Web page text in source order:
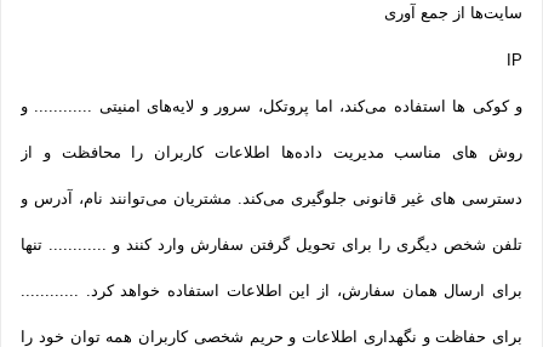
سایت‌ها از جمع آوری
IP
و کوکی ‌ها استفاده می‌کند، اما پروتکل، سرور و لایه‌های امنیتی ............ و
روش‌ های مناسب مدیریت داده‌ها اطلاعات کاربران را محافظت و از
دسترسی‌ های غیر قانونی جلوگیری می‌کند. مشتریان می‌توانند نام، آدرس و
تلفن شخص دیگری را برای تحویل گرفتن سفارش وارد کنند و ............ تنها
برای ارسال همان سفارش، از این اطلاعات استفاده خواهد کرد. ............
برای حفاظت و نگهداری اطلاعات و حریم شخصی کاربران همه­ توان خود را